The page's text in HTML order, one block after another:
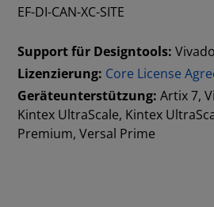
EF-DI-CAN-XC-SITE
Support für Designtools:
Lizenzierung: Core License
Geräteunterstützung:Artix 7,
Kintex UltraScale, Kintex
Premium, Versal Prime